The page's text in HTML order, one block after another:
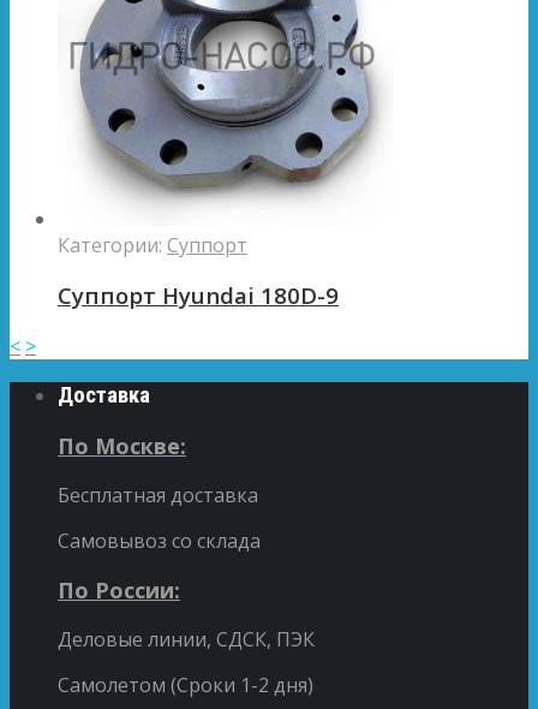
Категории: Суппорт
Суппорт Hyundai 180D-9
< >
Доставка
По Москве:
Бесплатная доставка
Самовывоз со склада
По России:
Деловые линии, СДСК, ПЭК
Самолетом (Сроки 1-2 дня)